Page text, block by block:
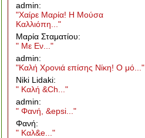
admin:
"Χαίρε Μαρία! Η Μούσα
Καλλιόπη..."
Μαρία Σταματίου:
" Με Εν..."
admin:
"Καλή Χρονιά επίσης Νίκη! Ο μό..."
Niki Lidaki:
" Καλή &Ch..."
admin:
" Φανή, &epsi..."
Φανή:
" Καλ&e..."